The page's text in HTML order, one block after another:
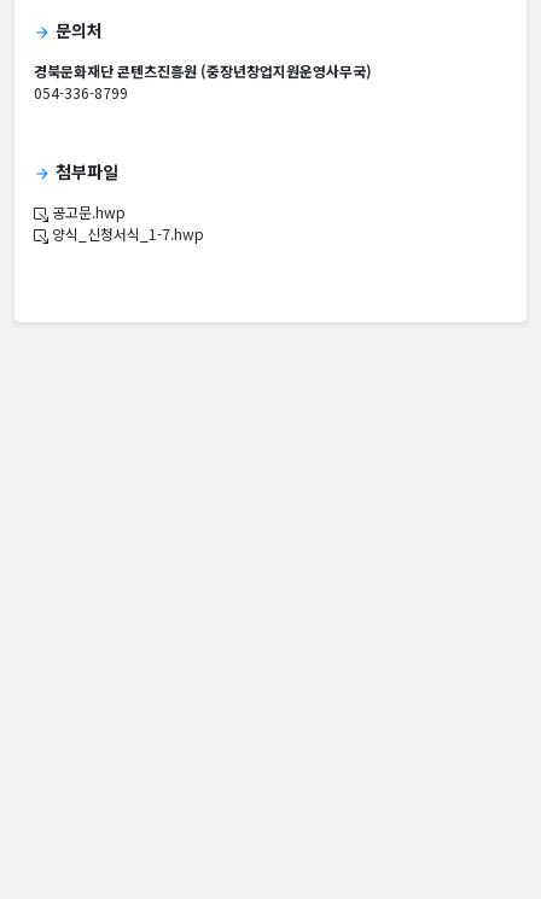
arrow_forward 문의처
경북문화재단 콘텐츠진흥원 (중장년창업지원운영사무국)
054-336-8799
arrow_forward 첨부파일
공고문.hwp
양식_신청서식_1-7.hwp